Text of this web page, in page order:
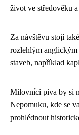
život ve středověku
Za návštěvu stojí také
rozlehlým anglickým
staveb, například
Milovníci piva by si
Nepomuku, kde se
prohlédnout